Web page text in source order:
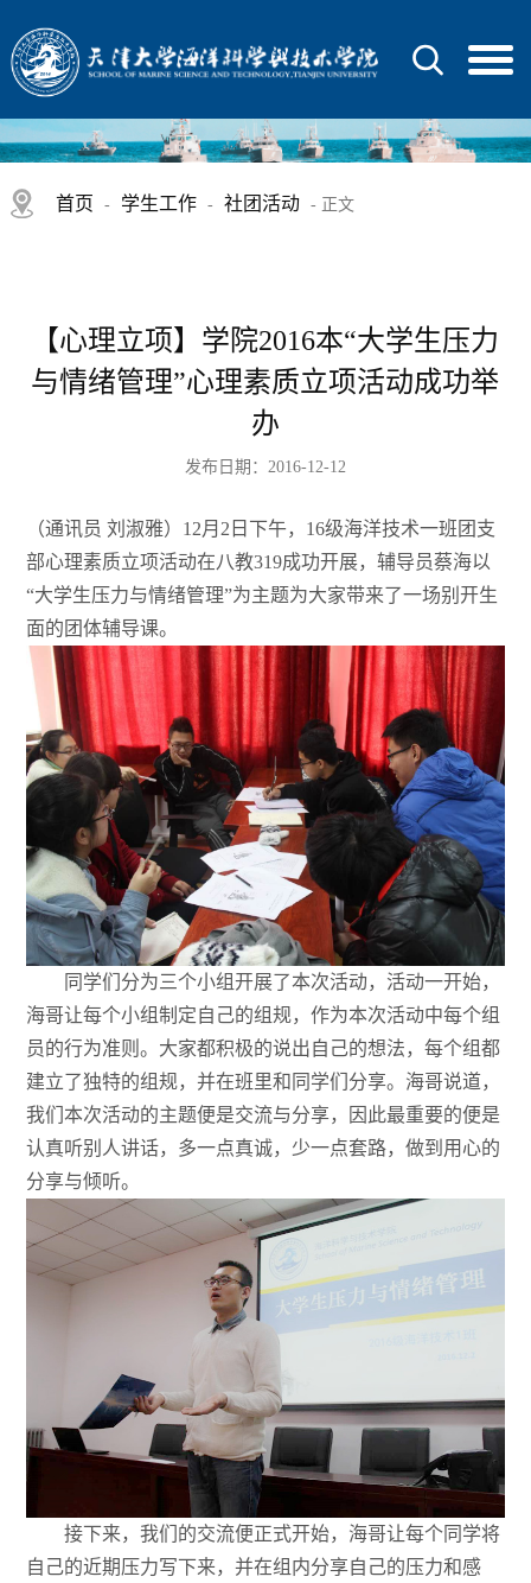
首页 - 学生工作 - 社团活动 - 正文
【心理立项】学院2016本“大学生压力
与情绪管理”心理素质立项活动成功举
办
发布日期：2016-12-12
（通讯员 刘淑雅）12月2日下午，16级海洋技术一班团支
部心理素质立项活动在八教319成功开展，辅导员蔡海以
“大学生压力与情绪管理”为主题为大家带来了一场别开生
面的团体辅导课。
同学们分为三个小组开展了本次活动，活动一开始，
海哥让每个小组制定自己的组规，作为本次活动中每个组
员的行为准则。大家都积极的说出自己的想法，每个组都
建立了独特的组规，并在班里和同学们分享。海哥说道，
我们本次活动的主题便是交流与分享，因此最重要的便是
认真听别人讲话，多一点真诚，少一点套路，做到用心的
分享与倾听。
接下来，我们的交流便正式开始，海哥让每个同学将
自己的近期压力写下来，并在组内分享自己的压力和感